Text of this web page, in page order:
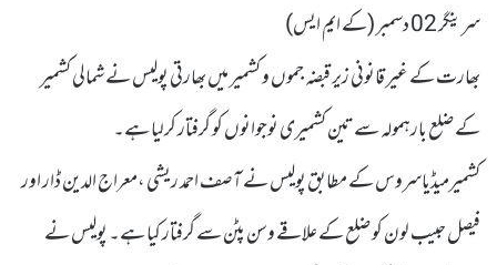
سرینگر 02 دسمبر (کے ایم ایس)
بھارت کے غیر قانونی زیر قبضہ جموں و کشمیر میں بھارتی پولیس نے شمالی کشمیر
کے ضلع بارہمولہ سے تین کشمیری نوجوانوں کو گرفتار کرلیا ہے۔
کشمیرمیڈیاسروس کے مطابق پولیس نے آصف احمد ریشی ،معراج الدین ڈار اور
فیصل حبیب لون کو ضلع کے علاقے وسن پٹن سے گرفتار کیا ہے۔ پولیس نے